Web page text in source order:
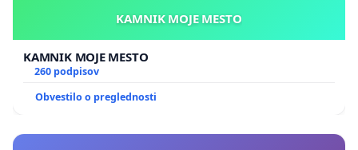
KAMNIK MOJE MESTO
KAMNIK MOJE MESTO
260 podpisov
Obvestilo o preglednosti